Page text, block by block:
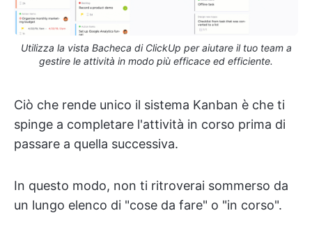
Utilizza la vista Bacheca di ClickUp per aiutare il tuo team a
gestire le attività in modo più efficace ed efficiente.
Ciò che rende unico il sistema Kanban è che ti
spinge a completare l'attività in corso prima di
passare a quella successiva.
In questo modo, non ti ritroverai sommerso da
un lungo elenco di "cose da fare" o "in corso".